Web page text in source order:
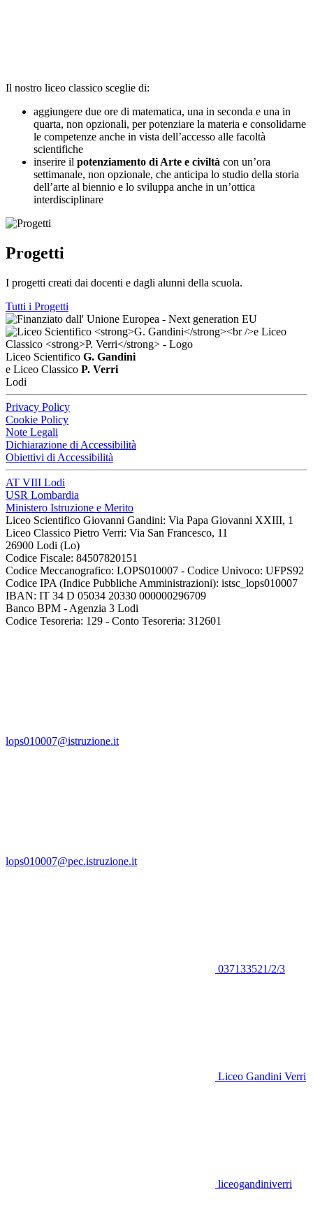
Il nostro liceo classico sceglie di:
aggiungere due ore di matematica, una in seconda e una in
quarta, non opzionali, per potenziare la materia e consolidarne
le competenze anche in vista dell’accesso alle facoltà
scientifiche
inserire il potenziamento di Arte e civiltà con un’ora
settimanale, non opzionale, che anticipa lo studio della storia
dell’arte al biennio e lo sviluppa anche in un’ottica
interdisciplinare
Progetti
I progetti creati dai docenti e dagli alunni della scuola.
Tutti i Progetti
Liceo Scientifico G. Gandini
e Liceo Classico P. Verri
Lodi
Privacy Policy
Cookie Policy
Note Legali
Dichiarazione di Accessibilità
Obiettivi di Accessibilità
AT VIII Lodi
USR Lombardia
Ministero Istruzione e Merito
Liceo Scientifico Giovanni Gandini: Via Papa Giovanni XXIII, 1
Liceo Classico Pietro Verri: Via San Francesco, 11
26900 Lodi (Lo)
Codice Fiscale: 84507820151
Codice Meccanografico: LOPS010007 - Codice Univoco: UFPS92
Codice IPA (Indice Pubbliche Amministrazioni): istsc_lops010007
IBAN: IT 34 D 05034 20330 000000296709
Banco BPM - Agenzia 3 Lodi
Codice Tesoreria: 129 - Conto Tesoreria: 312601
lops010007@istruzione.it
lops010007@pec.istruzione.it
037133521/2/3
Liceo Gandini Verri
liceogandiniverri